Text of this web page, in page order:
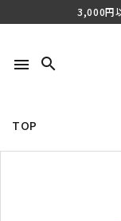
3,000円
menu search
TOP